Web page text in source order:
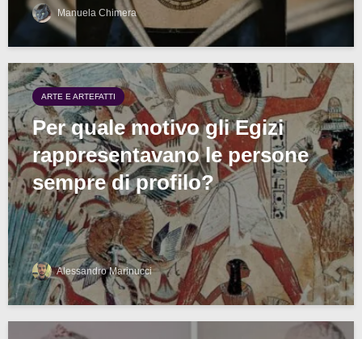
Manuela Chimera
ARTE E ARTEFATTI
Per quale motivo gli Egizi
rappresentavano le persone
sempre di profilo?
Alessandro Marinucci